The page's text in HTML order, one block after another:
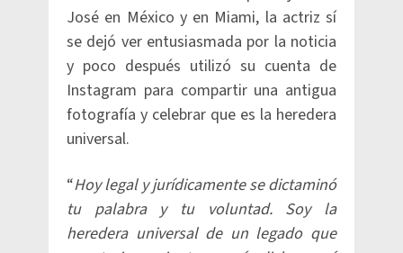
José en México y en Miami, la actriz sí
se dejó ver entusiasmada por la noticia
y poco después utilizó su cuenta de
Instagram para compartir una antigua
fotografía y celebrar que es la heredera
universal.
“Hoy legal y jurídicamente se dictaminó
tu palabra y tu voluntad. Soy la
heredera universal de un legado que